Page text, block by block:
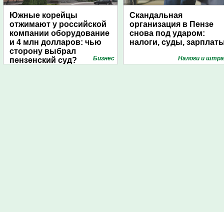
Южные корейцы
отжимают у российской
компании оборудование
и 4 млн долларов: чью
сторону выбрал
пензенский суд?
Бизнес
Скандальная
организация в Пензе
снова под ударом:
налоги, суды,
Налоги и